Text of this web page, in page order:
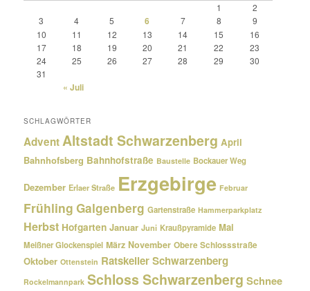
1
2
3
4 5 6 7 8
9
10
11 12 13 14 15
16
17
18 19 20 21 22
23
24
25 26 27 28 29
30
31
« Juli
SCHLAGWÖRTER
AdventAltstadt Schwarzenberg April
Bahnhofsberg Bahnhofstraße Baustelle Bockauer Weg
Dezember Erlaer Straße Erzgebirge Februar
Frühling Galgenberg Gartenstraße Hammerparkplatz
Herbst Hofgarten Januar Juni Kraußpyramide Mai
Meißner Glockenspiel März November Obere Schlossstraße
Oktober Ottenstein Ratskeller Schwarzenberg
Rockelmannpark Schloss Schwarzenberg Schnee